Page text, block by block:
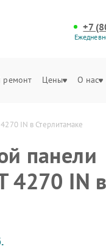
+7
ремонт Цены О нас
IN в Стерлитамаке
панели
4270 IN в